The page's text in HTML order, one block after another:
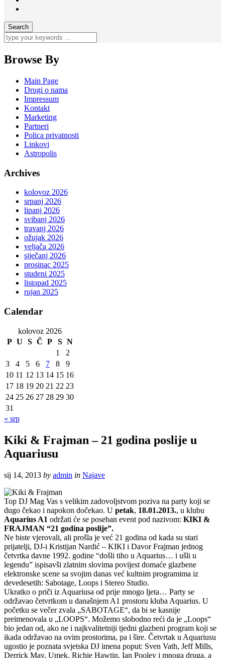
Browse By
Main Page
Drugi o nama
Impressum
Kontakt
Marketing
Partneri
Polica privatnosti
Linkovi
Astropolis
Archives
kolovoz 2026
srpanj 2026
lipanj 2026
svibanj 2026
travanj 2026
ožujak 2026
veljača 2026
siječanj 2026
prosinac 2025
studeni 2025
listopad 2025
rujan 2025
Calendar
kolovoz 2026
P U S Č P S N
1
2
3
4 5 6 7 8
9
10 11 12 13 14 15 16
17 18 19 20 21 22 23
24 25 26 27 28 29 30
31
« srp
Kiki & Frajman – 21 godina poslije u
Aquariusu
sij 14, 2013 by admin in Najave
Top DJ Mag Vas s velikim zadovoljstvom poziva na party koji se
dugo čekao i napokon dočekao. U petak, 18.01.2013., u klubu
Aquarius A1 održati će se poseban event pod nazivom: KIKI &
FRAJMAN “21 godina poslije”.
Ne biste vjerovali, ali prošla je već 21 godina od kada su stari
prijatelji, DJ-i Kristijan Nardić – KIKI i Davor Frajman jednog
četvrtka davne 1992. godine “došli tiho u Aquarius… i ušli u
legendu” ispisavši zlatnim slovima povijest domaće glazbene
elektronske scene sa svojim danas već kultnim programima iz
devedesetih: Sabotage, Loops i Stereo Studio.
Ukratko o priči iz Aquariusa od prije mnogo ljeta… Party se
održavao četvrtkom u današnjem A1 prostoru kluba Aquarius. U
početku se večer zvala „SABOTAGE“, da bi se kasnije
preimenovala u „LOOPS“. Možemo slobodno reći da je „Loops“
bio jedan od, ako ne i najkvalitetniji tjedni glazbeni program koji se
ikada održavao na ovim prostorima, pa i šire. Četvrtak u Aquariusu
ugostio je poznata svjetska DJ imena poput: Sven Vath, Jeff Mills,
Derrick May, Umek, Richie Hawtin, Ian Pooley i mnoga druga, a